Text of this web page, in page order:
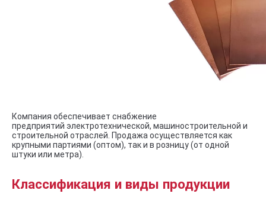
Компания обеспечивает снабжение
предприятий электротехнической, машиностроительной и
строительной отраслей. Продажа осуществляется как
крупными партиями (оптом), так и в розницу (от одной
штуки или метра).
Классификация и виды продукции